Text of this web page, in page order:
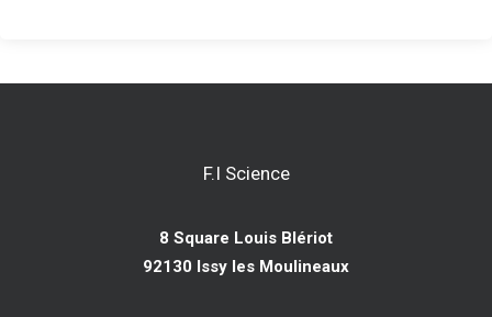
F.I Science
8 Square Louis Blériot
92130 Issy les Moulineaux